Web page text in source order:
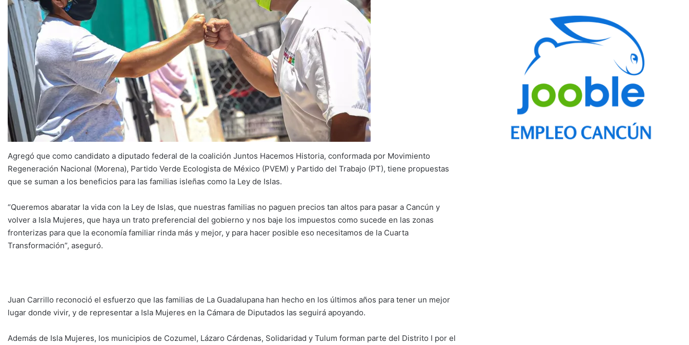
Agregó que como candidato a diputado federal de la coalición Juntos Hacemos Historia, conformada por Movimiento
Regeneración Nacional (Morena), Partido Verde Ecologista de México (PVEM) y Partido del Trabajo (PT), tiene propuestas
que se suman a los beneficios para las familias isleñas como la Ley de Islas.
“Queremos abaratar la vida con la Ley de Islas, que nuestras familias no paguen precios tan altos para pasar a Cancún y
volver a Isla Mujeres, que haya un trato preferencial del gobierno y nos baje los impuestos como sucede en las zonas
fronterizas para que la economía familiar rinda más y mejor, y para hacer posible eso necesitamos de la Cuarta
Transformación”, aseguró.
Juan Carrillo reconoció el esfuerzo que las familias de La Guadalupana han hecho en los últimos años para tener un mejor
lugar donde vivir, y de representar a Isla Mujeres en la Cámara de Diputados las seguirá apoyando.
Además de Isla Mujeres, los municipios de Cozumel, Lázaro Cárdenas, Solidaridad y Tulum forman parte del Distrito I por el